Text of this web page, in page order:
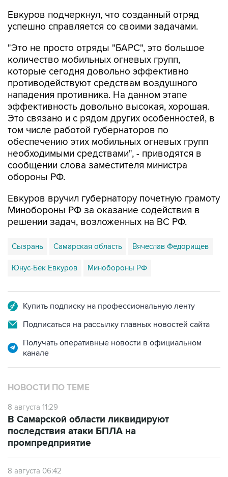
Евкуров подчеркнул, что созданный отряд
успешно справляется со своими задачами.
"Это не просто отряды "БАРС", это большое
количество мобильных огневых групп,
которые сегодня довольно эффективно
противодействуют средствам воздушного
нападения противника. На данном этапе
эффективность довольно высокая, хорошая.
Это связано и с рядом других особенностей, в
том числе работой губернаторов по
обеспечению этих мобильных огневых групп
необходимыми средствами", - приводятся в
сообщении слова заместителя министра
обороны РФ.
Евкуров вручил губернатору почетную грамоту
Минобороны РФ за оказание содействия в
решении задач, возложенных на ВС РФ.
Сызрань Самарская область Вячеслав Федорищев
Юнус-Бек Евкуров Минобороны РФ
Купить подписку на профессиональную ленту
Подписаться на рассылку главных новостей сайта
Получать оперативные новости в официальном
канале
НОВОСТИ ПО ТЕМЕ
8 августа 11:29
В Самарской области ликвидируют
последствия атаки БПЛА на
промпредприятие
8 августа 06:42